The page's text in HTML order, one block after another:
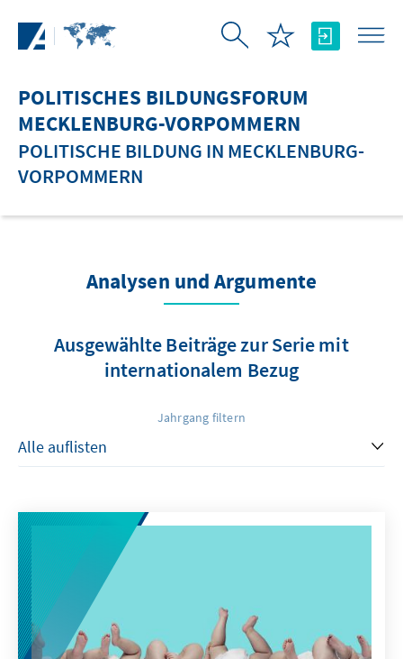
POLITISCHES BILDUNGSFORUM
MECKLENBURG-VORPOMMERN
POLITISCHE BILDUNG IN MECKLENBURG-
VORPOMMERN
Analysen und Argumente
Ausgewählte Beiträge zur Serie mit
internationalem Bezug
Jahrgang filtern